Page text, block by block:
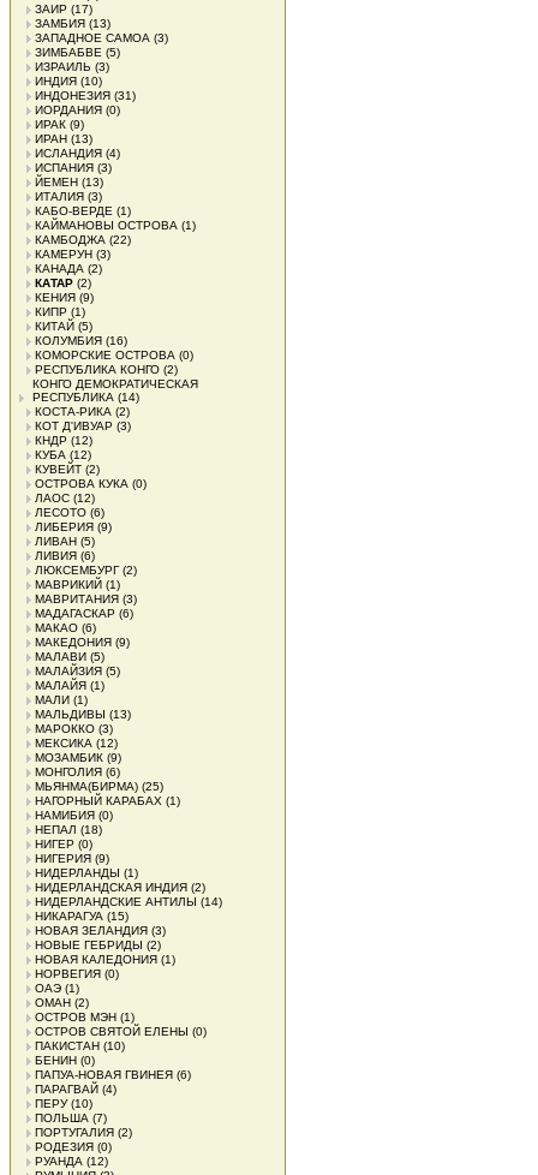
ЗАИР (17)
ЗАМБИЯ (13)
ЗАПАДНОЕ САМОА (3)
ЗИМБАБВЕ (5)
ИЗРАИЛЬ (3)
ИНДИЯ (10)
ИНДОНЕЗИЯ (31)
ИОРДАНИЯ (0)
ИРАК (9)
ИРАН (13)
ИСЛАНДИЯ (4)
ИСПАНИЯ (3)
ЙЕМЕН (13)
ИТАЛИЯ (3)
КАБО-ВЕРДЕ (1)
КАЙМАНОВЫ ОСТРОВА (1)
КАМБОДЖА (22)
КАМЕРУН (3)
КАНАДА (2)
КАТАР (2)
КЕНИЯ (9)
КИПР (1)
КИТАЙ (5)
КОЛУМБИЯ (16)
КОМОРСКИЕ ОСТРОВА (0)
РЕСПУБЛИКА КОНГО (2)
КОНГО ДЕМОКРАТИЧЕСКАЯ
РЕСПУБЛИКА (14)
КОСТА-РИКА (2)
КОТ Д'ИВУАР (3)
КНДР (12)
КУБА (12)
КУВЕЙТ (2)
ОСТРОВА КУКА (0)
ЛАОС (12)
ЛЕСОТО (6)
ЛИБЕРИЯ (9)
ЛИВАН (5)
ЛИВИЯ (6)
ЛЮКСЕМБУРГ(2)
МАВРИКИЙ (1)
МАВРИТАНИЯ (3)
МАДАГАСКАР (6)
МАКАО (6)
МАКЕДОНИЯ (9)
МАЛАВИ (5)
МАЛАЙЗИЯ (5)
МАЛАЙЯ (1)
МАЛИ (1)
МАЛЬДИВЫ (13)
МАРОККО (3)
МЕКСИКА (12)
МОЗАМБИК (9)
МОНГОЛИЯ (6)
МЬЯНМА(БИРМА) (25)
НАГОРНЫЙ КАРАБАХ (1)
НАМИБИЯ (0)
НЕПАЛ (18)
НИГЕР (0)
НИГЕРИЯ (9)
НИДЕРЛАНДЫ (1)
НИДЕРЛАНДСКАЯ ИНДИЯ (2)
НИДЕРЛАНДСКИЕ АНТИЛЫ (14)
НИКАРАГУА (15)
НОВАЯ ЗЕЛАНДИЯ (3)
НОВЫЕ ГЕБРИДЫ (2)
НОВАЯ КАЛЕДОНИЯ (1)
НОРВЕГИЯ (0)
ОАЭ (1)
ОМАН (2)
ОСТРОВ МЭН (1)
ОСТРОВ СВЯТОЙ ЕЛЕНЫ (0)
ПАКИСТАН (10)
БЕНИН (0)
ПАПУА-НОВАЯ ГВИНЕЯ (6)
ПАРАГВАЙ (4)
ПЕРУ(10)
ПОЛЬША (7)
ПОРТУГАЛИЯ (2)
РОДЕЗИЯ (0)
РУАНДА (12)